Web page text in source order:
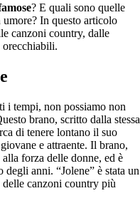
? E quali sono quelle
In questo articolo
canzoni country, dalle
i tempi, non possiamo non
brano, scritto dalla stessa
di tenere lontano il suo
e attraente. Il brano,
forza delle donne, ed è
anni. “Jolene” è stata un
delle canzoni country più